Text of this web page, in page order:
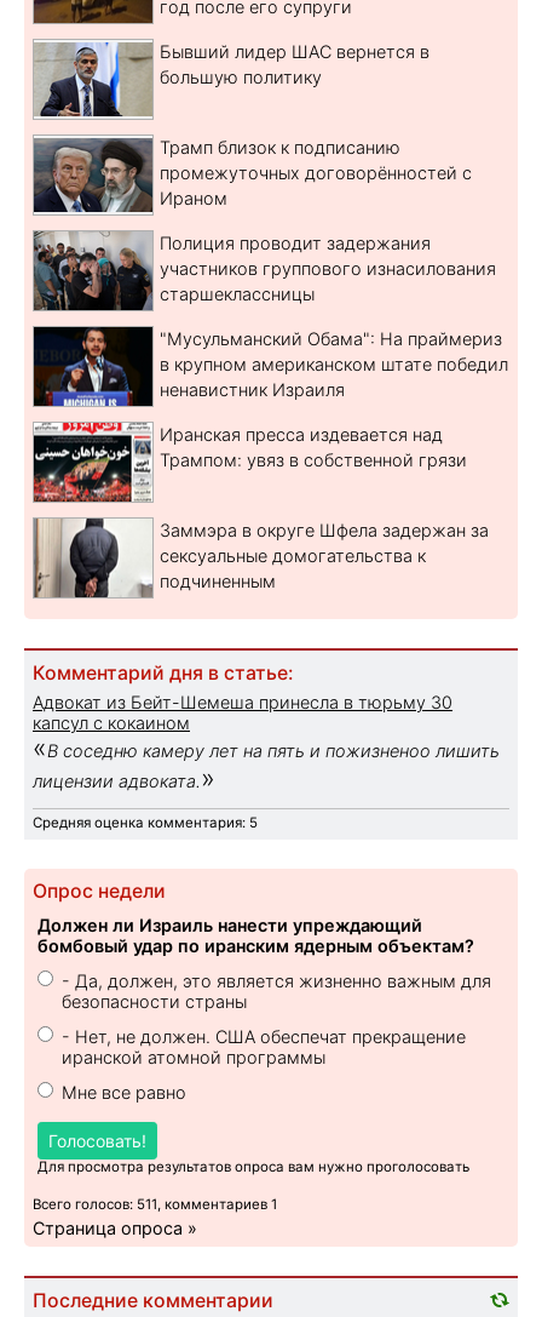
год после его супруги
Бывший лидер ШАС вернется в
большую политику
Трамп близок к подписанию
промежуточных договорённостей с
Ираном
Полиция проводит задержания
участников группового изнасилования
старшеклассницы
"Мусульманский Обама": На праймериз
в крупном американском штате победил
ненавистник Израиля
Иранская пресса издевается над
Трампом: увяз в собственной грязи
Заммэра в округе Шфела задержан за
сексуальные домогательства к
подчиненным
Комментарий дня в статье:
Адвокат из Бейт-Шемеша принесла в тюрьму 30
капсул с кокаином
«В соседню камеру лет на пять и пожизненоо лишить
лицензии адвоката. »
Средняя оценка комментария: 5
Опрос недели
Должен ли Израиль нанести упреждающий
бомбовый удар по иранским ядерным объектам?
- Да, должен, это является жизненно важным для
безопасности страны
- Нет, не должен. США обеспечат прекращение
иранской атомной программы
Мне все равно
Голосовать!
Для просмотра результатов опроса вам нужно проголосовать
Всего голосов: 511, комментариев 1
Страница опроса »
Последние комментарии